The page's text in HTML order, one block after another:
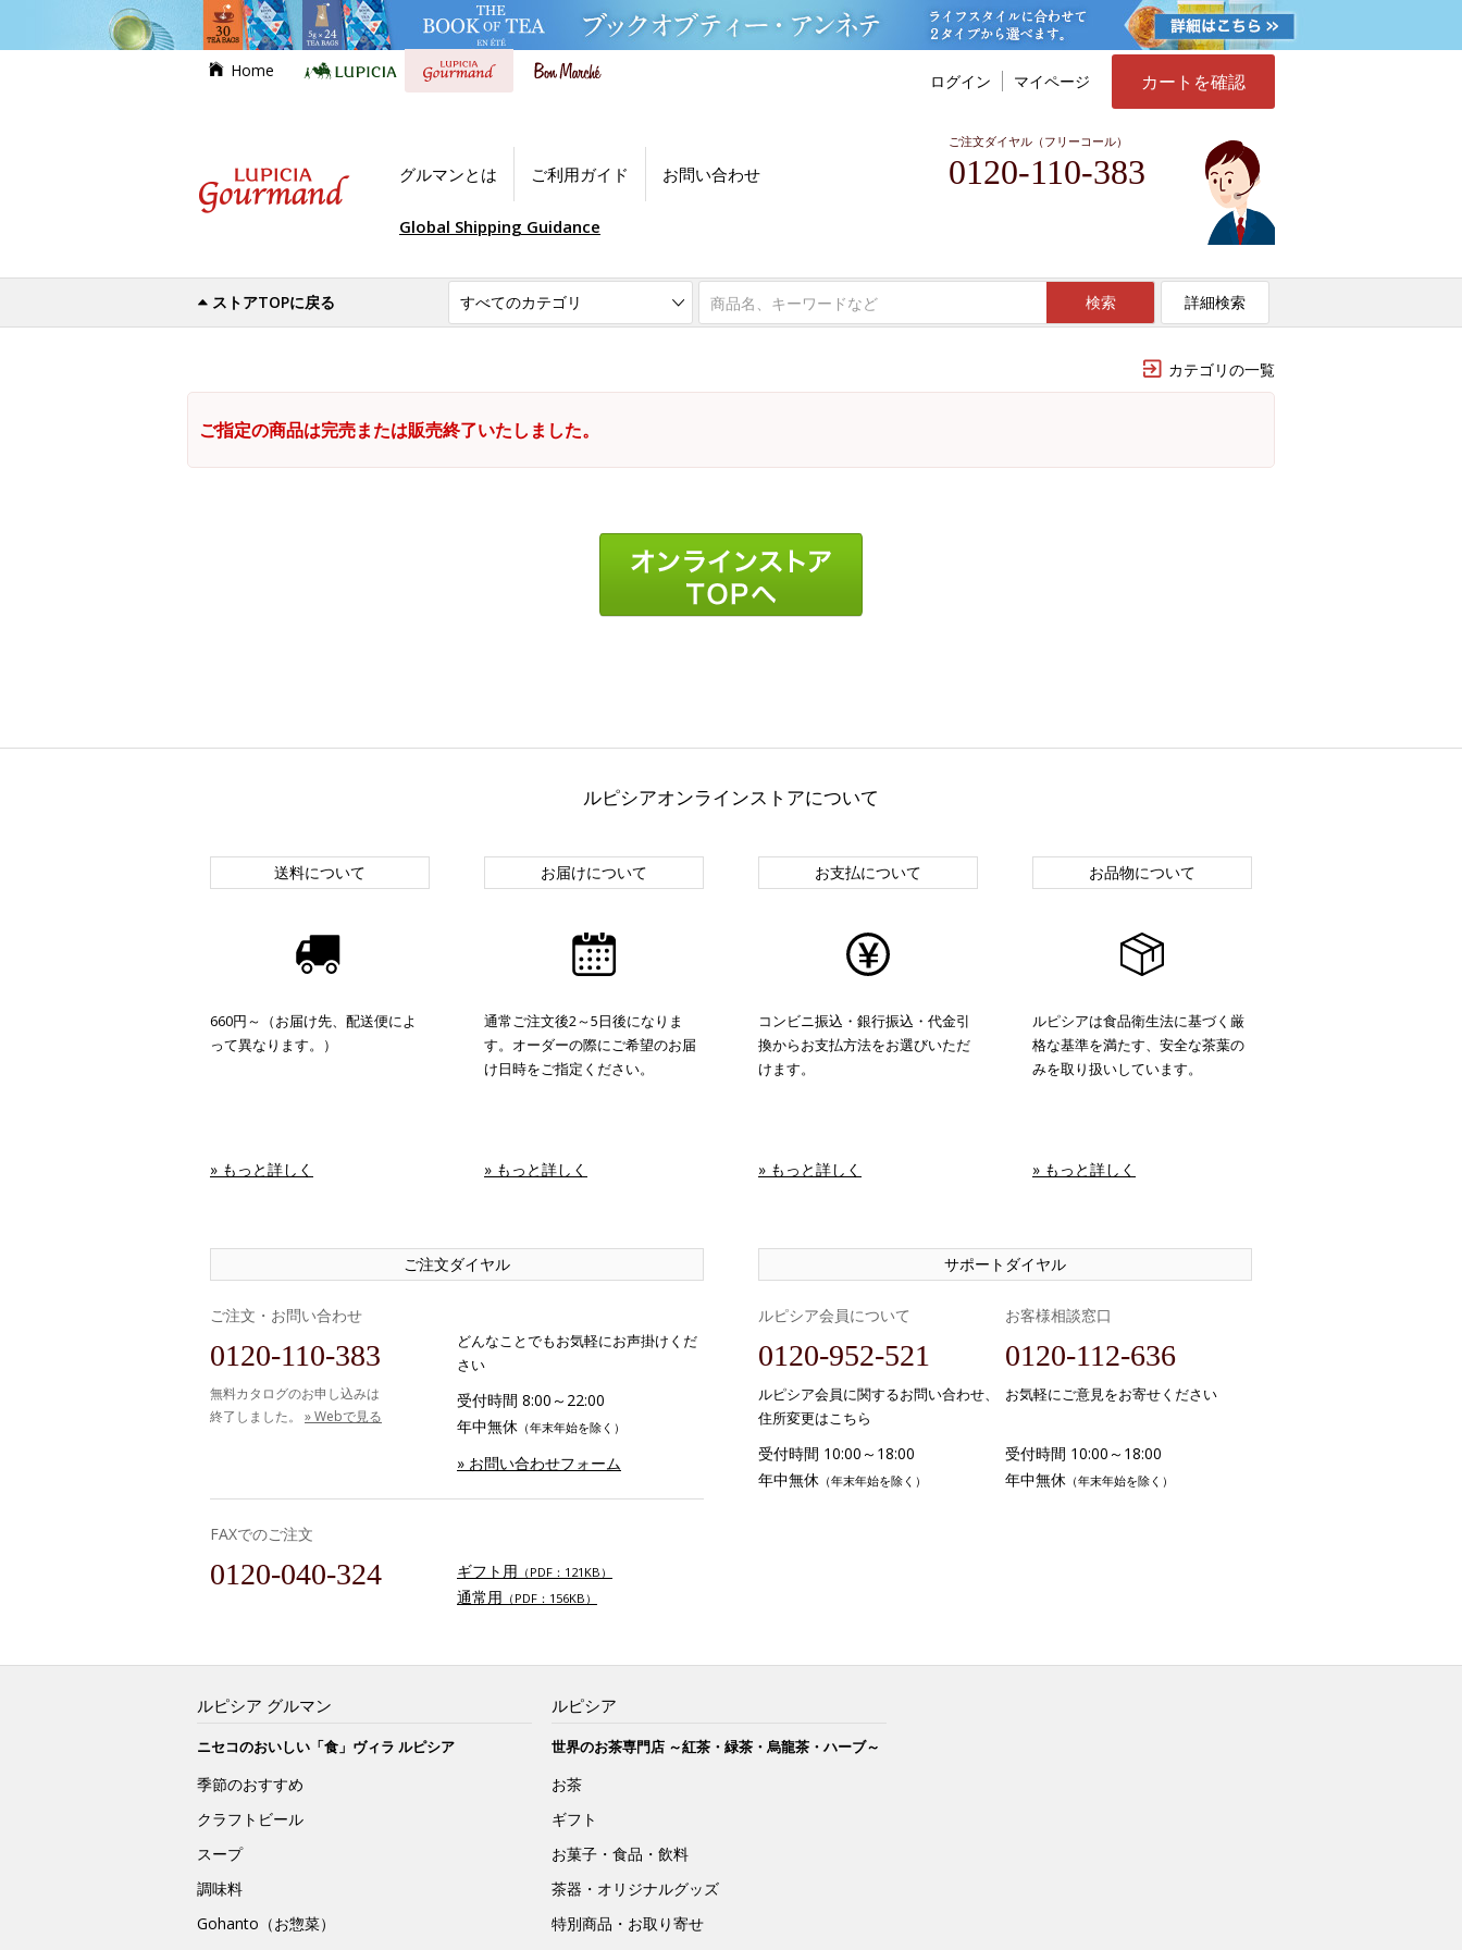
Home
ログイン マイページ カートを確認
グルマンとは ご利用ガイド お問い合わせ
ご注文ダイヤル（フリーコール）
0120-110-383
Global Shipping Guidance
ストアTOPに戻る 検索 詳細検索
カテゴリの一覧
ご指定の商品は完売または販売終了いたしました。
ルピシアオンラインストアについて
送料について
660円～（お届け先、配送便によ
って異なります。）
» もっと詳しく
お届けについて
通常ご注文後2～5日後になりま
す。オーダーの際にご希望のお届
け日時をご指定ください。
» もっと詳しく
お支払について
コンビニ振込・銀行振込・代金引
換からお支払方法をお選びいただ
けます。
» もっと詳しく
お品物について
ルピシアは食品衛生法に基づく厳
格な基準を満たす、安全な茶葉の
みを取り扱いしています。
» もっと詳しく
ご注文ダイヤル
ご注文・お問い合わせ
0120-110-383
無料カタログのお申し込みは
終了しました。 » Webで見る
どんなことでもお気軽にお声掛けくだ
さい
受付時間 8:00～22:00
年中無休 （年末年始を除く）
» お問い合わせフォーム
FAXでのご注文
0120-040-324 ギフト用 （PDF：121KB）
通常用 （PDF：156KB）
サポートダイヤル
ルピシア会員について
0120-952-521
ルピシア会員に関するお問い合わせ、
住所変更はこちら
受付時間 10:00～18:00
年中無休 （年末年始を除く）
お客様相談窓口
0120-112-636
お気軽にご意見をお寄せください
受付時間 10:00～18:00
年中無休 （年末年始を除く）
ルピシア グルマン
ニセコのおいしい「食」ヴィラ ルピシア
季節のおすすめ
クラフトビール
スープ
調味料
Gohanto（お惣菜）
ルピシア
世界のお茶専門店 ～紅茶・緑茶・烏龍茶・ハーブ～
お茶
ギフト
お菓子・食品・飲料
茶器・オリジナルグッズ
特別商品・お取り寄せ